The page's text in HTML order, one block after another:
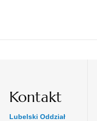
Kontakt
Lubelski Oddział